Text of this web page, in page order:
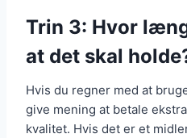
Trin 3: Hvor
at det skal
Hvis du regner med at
give mening at betale
kvalitet. Hvis det er et